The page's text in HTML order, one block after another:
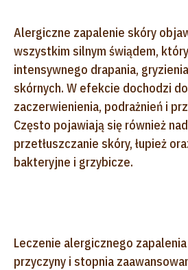
Alergiczne zapalenie skóry
wszystkim silnym świądem,
intensywnego drapania,
skórnych. W efekcie dochodzi
zaczerwienienia, podrażnień i
Często pojawiają się również
przetłuszczanie skóry, łupież
bakteryjne i grzybicze.
Leczenie alergicznego
przyczyny i stopnia